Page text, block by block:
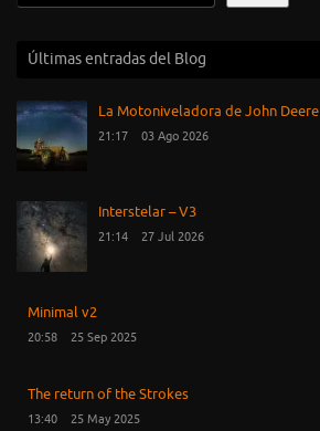
Últimas entradas del Blog
La Motoniveladora de John Deere
21:17 03 Ago 2026
Interstelar – V3
21:14 27 Jul 2026
Minimal v2
20:58 25 Sep 2025
The return of the Strokes
13:40 25 May 2025